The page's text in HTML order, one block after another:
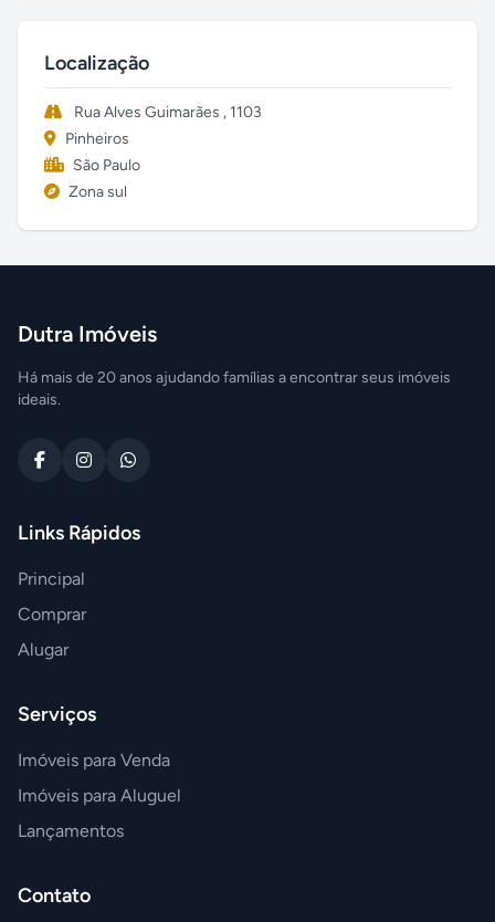
Localização
Rua Alves Guimarães , 1103
Pinheiros
São Paulo
Zona sul
Dutra Imóveis
Há mais de 20 anos ajudando famílias a encontrar seus imóveis
ideais.
Links Rápidos
Principal
Comprar
Alugar
Serviços
Imóveis para Venda
Imóveis para Aluguel
Lançamentos
Contato